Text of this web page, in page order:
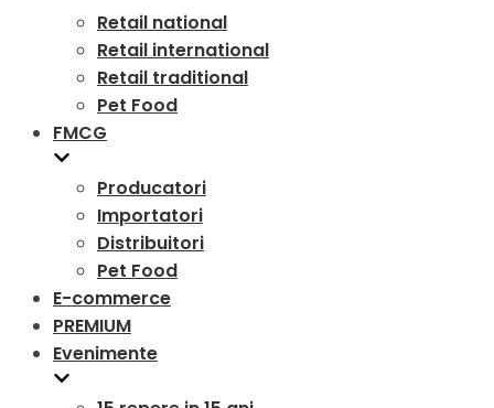
Retail national
Retail international
Retail traditional
Pet Food
FMCG
Producatori
Importatori
Distribuitori
Pet Food
E-commerce
PREMIUM
Evenimente